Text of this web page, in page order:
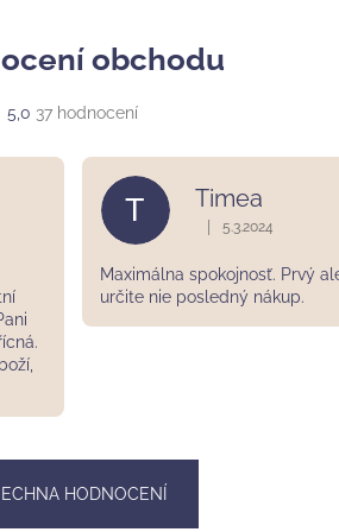
p
y
v
obchodu
5,0 Průměrné
obchodu
hvězdiček.
37 hodnocení
je 5 z 5 hvězdiček.
T Timea
Hodnocení
| 5.3.2024
Maximálna spokojnosť. Prvý
určite nie posledný nákup.
HODNOCENÍ